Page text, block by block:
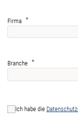
Firma
Branche
Ich habe die